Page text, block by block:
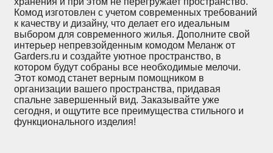
Комод изготовлен с учетом современных требований
к качеству и дизайну, что делает его идеальным
выбором для современного жилья. Дополните свой
интерьер непревзойденным комодом Меланж от
Garders.ru и создайте уютное пространство, в
котором будут собраны все необходимые мелочи.
Этот комод станет верным помощником в
организации вашего пространства, придавая
спальне завершенный вид. Заказывайте уже
сегодня, и ощутите все преимущества стильного и
функционального изделия!